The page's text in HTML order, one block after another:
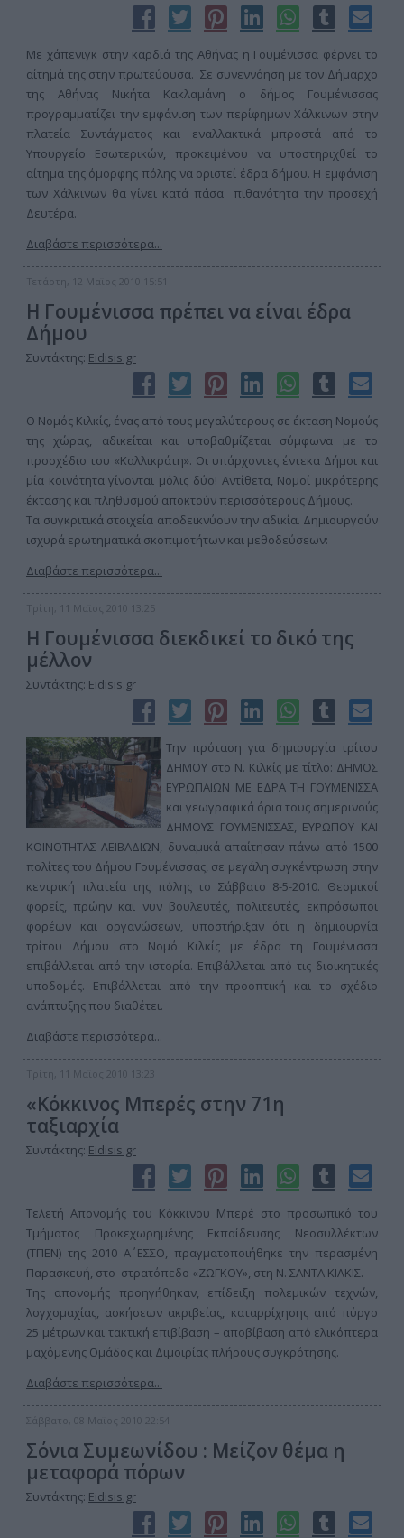
Με χάπενιγκ στην καρδιά της Αθήνας η Γουμένισσα φέρνει το
αίτημά της στην πρωτεύουσα. Σε συνεννόηση με τον Δήμαρχο
της Αθήνας Νικήτα Κακλαμάνη ο δήμος Γουμένισσας
προγραμματίζει την εμφάνιση των περίφημων Χάλκινων στην
πλατεία Συντάγματος και εναλλακτικά μπροστά από το
Υπουργείο Εσωτερικών, προκειμένου να υποστηριχθεί το
αίτημα της όμορφης πόλης να οριστεί έδρα δήμου. Η εμφάνιση
των Χάλκινων θα γίνει κατά πάσα πιθανότητα την προσεχή
Δευτέρα.
Διαβάστε περισσότερα...
Τετάρτη, 12 Μαϊος 2010 15:51
Η Γουμένισσα πρέπει να είναι έδρα
Δήμου
Συντάκτης: Eidisis.gr
Ο Νομός Κιλκίς, ένας από τους μεγαλύτερους σε έκταση Νομούς
της χώρας, αδικείται και υποβαθμίζεται σύμφωνα με το
προσχέδιο του «Καλλικράτη». Οι υπάρχοντες έντεκα Δήμοι και
μία κοινότητα γίνονται μόλις δύο! Αντίθετα, Νομοί μικρότερης
έκτασης και πληθυσμού αποκτούν περισσότερους Δήμους.
Τα συγκριτικά στοιχεία αποδεικνύουν την αδικία. Δημιουργούν
ισχυρά ερωτηματικά σκοπιμοτήτων και μεθοδεύσεων:
Διαβάστε περισσότερα...
Τρίτη, 11 Μαϊος 2010 13:25
Η Γουμένισσα διεκδικεί το δικό της
μέλλον
Συντάκτης: Eidisis.gr
Την πρόταση για δημιουργία τρίτου
ΔΗΜΟΥ στο Ν. Κιλκίς με τίτλο: ΔΗΜΟΣ
ΕΥΡΩΠΑΙΩΝ ΜΕ ΕΔΡΑ ΤΗ ΓΟΥΜΕΝΙΣΣΑ
και γεωγραφικά όρια τους σημερινούς
ΔΗΜΟΥΣ ΓΟΥΜΕΝΙΣΣΑΣ, ΕΥΡΩΠΟΥ ΚΑΙ
ΚΟΙΝΟΤΗΤΑΣ ΛΕΙΒΑΔΙΩΝ, δυναμικά απαίτησαν πάνω από 1500
πολίτες του Δήμου Γουμένισσας, σε μεγάλη συγκέντρωση στην
κεντρική πλατεία της πόλης το Σάββατο 8-5-2010. Θεσμικοί
φορείς, πρώην και νυν βουλευτές, πολιτευτές, εκπρόσωποι
φορέων και οργανώσεων, υποστήριξαν ότι η δημιουργία
τρίτου Δήμου στο Νομό Κιλκίς με έδρα τη Γουμένισσα
επιβάλλεται από την ιστορία. Επιβάλλεται από τις διοικητικές
υποδομές. Επιβάλλεται από την προοπτική και το σχέδιο
ανάπτυξης που διαθέτει.
Διαβάστε περισσότερα...
Τρίτη, 11 Μαϊος 2010 13:23
«Κόκκινος Μπερές στην 71η
ταξιαρχία
Συντάκτης: Eidisis.gr
Τελετή Απονομής του Κόκκινου Μπερέ στο προσωπικό του
Τμήματος Προκεχωρημένης Εκπαίδευσης Νεοσυλλέκτων
(ΤΠΕΝ) της 2010 Α΄ ΕΣΣΟ, πραγματοποιήθηκε την περασμένη
Παρασκευή, στο στρατόπεδο «ΖΩΓΚΟΥ», στη Ν. ΣΑΝΤΑ ΚΙΛΚΙΣ.
Της απονομής προηγήθηκαν, επίδειξη πολεμικών τεχνών,
λογχομαχίας, ασκήσεων ακριβείας, καταρρίχησης από πύργο
25 μέτρων και τακτική επιβίβαση – αποβίβαση από ελικόπτερα
μαχόμενης Ομάδος και Διμοιρίας πλήρους συγκρότησης.
Διαβάστε περισσότερα...
Σάββατο, 08 Μαϊος 2010 22:54
Σόνια Συμεωνίδου : Μείζον θέμα η
μεταφορά πόρων
Συντάκτης: Eidisis.gr